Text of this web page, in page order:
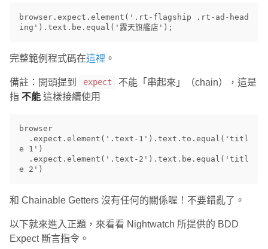
browser.expect.element('.rt-flagship .rt-ad-head
完整範例程式碼在這裡 。
備註：開頭提到 expect
不能「串起來」（chain），這是
指 不能 這樣接續使用
browser
e 1')
和 Chainable Getters 沒有任何的關係喔！不要錯亂了。
以下就來進入正題，來看看 Nightwatch 所提供的 BDD
Expect 斷言指令。